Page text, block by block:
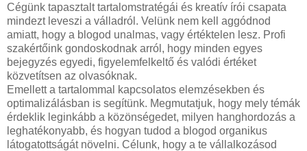
Cégünk tapasztalt tartalomstratégái és kreatív írói csapata
mindezt leveszi a válladról. Velünk nem kell aggódnod
amiatt, hogy a blogod unalmas, vagy értéktelen lesz. Profi
szakértőink gondoskodnak arról, hogy minden egyes
bejegyzés egyedi, figyelemfelkeltő és valódi értéket
közvetítsen az olvasóknak.
Emellett a tartalommal kapcsolatos elemzésekben és
optimalizálásban is segítünk. Megmutatjuk, hogy mely témák
érdeklik leginkább a közönségedet, milyen hanghordozás a
leghatékonyabb, és hogyan tudod a blogod organikus
látogatottságát növelni. Célunk, hogy a te vállalkozásod